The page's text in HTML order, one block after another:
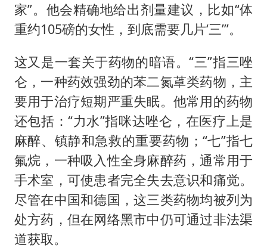
家”。他会精确地给出剂量建议，比如“体
重约105磅的女性，到底需要几片‘三’”。
这又是一套关于药物的暗语。“三”指三唑
仑，一种药效强劲的苯二氮䓬类药物，主
要用于治疗短期严重失眠。他常用的药物
还包括：“力水”指咪达唑仑，在医疗上是
麻醉、镇静和急救的重要药物；“七”指七
氟烷，一种吸入性全身麻醉药，通常用于
手术室，可使患者完全失去意识和痛觉。
尽管在中国和德国，这三类药物均被列为
处方药，但在网络黑市中仍可通过非法渠
道获取。